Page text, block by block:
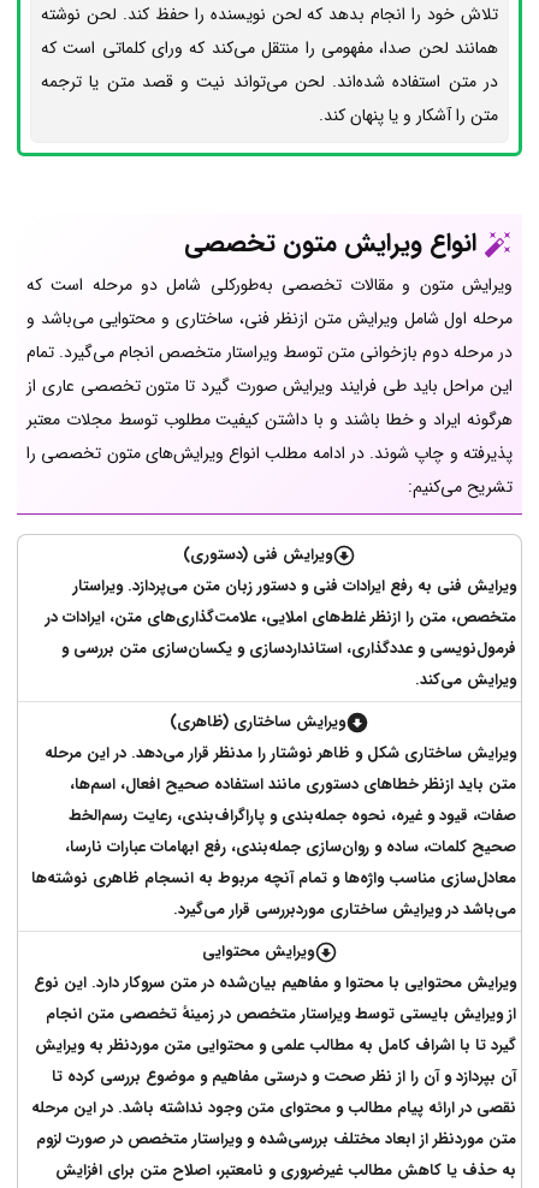
تلاش خود را انجام بدهد که لحن نویسنده را حفظ کند. لحن نوشته
همانند لحن صدا، مفهومی را منتقل می‌کند که ورای کلماتی است که
در متن استفاده شده‌اند. لحن می‌تواند نیت و قصد متن یا ترجمه
متن را آشکار و یا پنهان کند.
انواع ویرایش متون تخصصی
ویرایش متون و مقالات تخصصی به‌طورکلی شامل دو مرحله است که
مرحله اول شامل ویرایش متن ازنظر فنی، ساختاری و محتوایی می‌باشد و
در مرحله دوم بازخوانی متن توسط ویراستار متخصص انجام می‌گیرد. تمام
این مراحل باید طی فرایند ویرایش صورت گیرد تا متون تخصصی عاری از
هرگونه ایراد و خطا باشند و با داشتن کیفیت مطلوب توسط مجلات معتبر
پذیرفته و چاپ شوند. در ادامه مطلب انواع ویرایش‌های متون تخصصی را
تشریح می‌کنیم:
ویرایش فنی (دستوری)
ویرایش فنی به رفع ایرادات فنی و دستور زبان متن می‌پردازد. ویراستار
متخصص، متن را ازنظر غلط‌های املایی، علامت‌گذاری‌های متن، ایرادات در
فرمول‌نویسی و عددگذاری‌، استانداردسازی و یکسان‌سازی متن بررسی و
ویرایش می‌کند.
ویرایش ساختاری (ظاهری)
ویرایش ساختاری شکل و ظاهر نوشتار را مدنظر قرار می‌دهد. در این مرحله
متن باید ازنظر خطاهای دستوری مانند استفاده صحیح افعال، اسم‌ها،
صفات، قیود و غیره، نحوه جمله‌بندی و پاراگراف‌بندی‌، رعایت رسم‌الخط
صحیح کلمات، ساده و روان‌سازی جمله‌بندی‌، رفع ابهامات عبارات نارسا،
معادل‌سازی مناسب واژه‌ها و تمام آنچه مربوط به انسجام ظاهری نوشته‌ها
می‌باشد در ویرایش ساختاری موردبررسی قرار می‌گیرد.
ویرایش محتوایی
ویرایش محتوایی با محتوا و مفاهیم بیان‌شده در متن سروکار دارد. این نوع
از ویرایش بایستی توسط ویراستار متخصص در زمینهٔ تخصصی متن انجام
گیرد تا با اشراف کامل به مطالب علمی و محتوایی متن موردنظر به ویرایش
آن بپردازد و آن را از نظر صحت و درستی مفاهیم و موضوع بررسی کرده تا
نقصی در ارائه پیام مطالب و محتوای متن وجود نداشته باشد. در این مرحله
متن موردنظر از ابعاد مختلف بررسی‌شده و ویراستار متخصص در صورت لزوم
به حذف یا کاهش مطالب غیرضروری و نامعتبر، اصلاح متن برای افزایش